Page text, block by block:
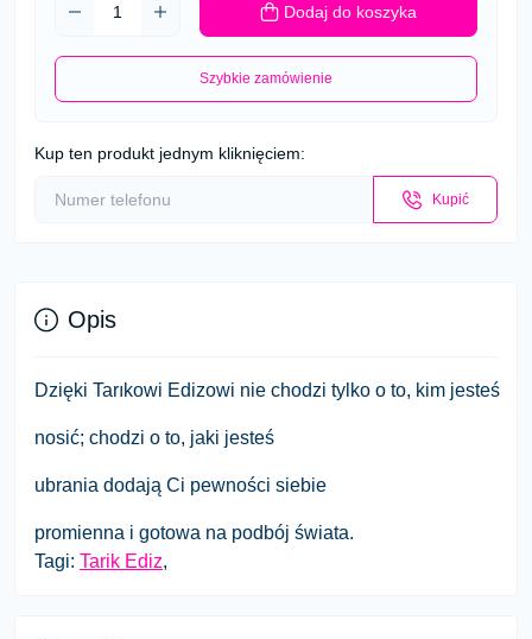
Dodaj do koszyka
Szybkie zamówienie
Kup ten produkt jednym kliknięciem:
Kupić
Opis
Dzięki Tarıkowi Edizowi nie chodzi tylko o to, kim jesteś
nosić; chodzi o to, jaki jesteś
ubrania dodają Ci pewności siebie
promienna i gotowa na podbój świata.
Tagi: Tarik Ediz,